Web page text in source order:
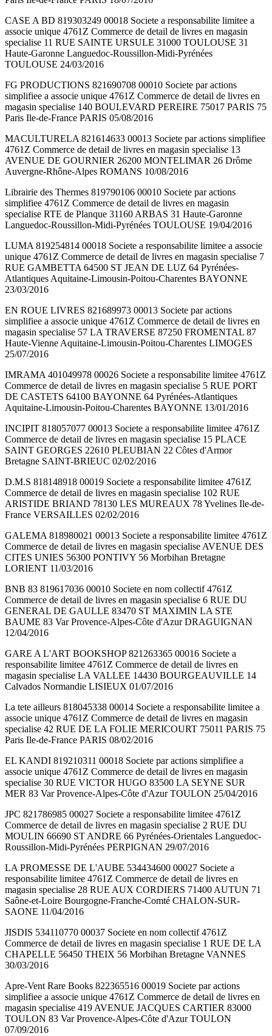
CASE A BD 819303249 00018 Societe a responsabilite limitee a
associe unique 4761Z Commerce de detail de livres en magasin
specialise 11 RUE SAINTE URSULE 31000 TOULOUSE 31
Haute-Garonne Languedoc-Roussillon-Midi-Pyrénées
TOULOUSE 24/03/2016
FG PRODUCTIONS 821690708 00010 Societe par actions
simplifiee a associe unique 4761Z Commerce de detail de livres en
magasin specialise 140 BOULEVARD PEREIRE 75017 PARIS 75
Paris Ile-de-France PARIS 05/08/2016
MACULTURELA 821614633 00013 Societe par actions simplifiee
4761Z Commerce de detail de livres en magasin specialise 13
AVENUE DE GOURNIER 26200 MONTELIMAR 26 Drôme
Auvergne-Rhône-Alpes ROMANS 10/08/2016
Librairie des Thermes 819790106 00010 Societe par actions
simplifiee 4761Z Commerce de detail de livres en magasin
specialise RTE de Planque 31160 ARBAS 31 Haute-Garonne
Languedoc-Roussillon-Midi-Pyrénées TOULOUSE 19/04/2016
LUMA 819254814 00018 Societe a responsabilite limitee a associe
unique 4761Z Commerce de detail de livres en magasin specialise 7
RUE GAMBETTA 64500 ST JEAN DE LUZ 64 Pyrénées-
Atlantiques Aquitaine-Limousin-Poitou-Charentes BAYONNE
23/03/2016
EN ROUE LIVRES 821689973 00013 Societe par actions
simplifiee a associe unique 4761Z Commerce de detail de livres en
magasin specialise 57 LA TRAVERSE 87250 FROMENTAL 87
Haute-Vienne Aquitaine-Limousin-Poitou-Charentes LIMOGES
25/07/2016
IMRAMA 401049978 00026 Societe a responsabilite limitee 4761Z
Commerce de detail de livres en magasin specialise 5 RUE PORT
DE CASTETS 64100 BAYONNE 64 Pyrénées-Atlantiques
Aquitaine-Limousin-Poitou-Charentes BAYONNE 13/01/2016
INCIPIT 818057077 00013 Societe a responsabilite limitee 4761Z
Commerce de detail de livres en magasin specialise 15 PLACE
SAINT GEORGES 22610 PLEUBIAN 22 Côtes d'Armor
Bretagne SAINT-BRIEUC 02/02/2016
D.M.S 818148918 00019 Societe a responsabilite limitee 4761Z
Commerce de detail de livres en magasin specialise 102 RUE
ARISTIDE BRIAND 78130 LES MUREAUX 78 Yvelines Ile-de-
France VERSAILLES 02/02/2016
GALEMA 818980021 00013 Societe a responsabilite limitee 4761Z
Commerce de detail de livres en magasin specialise AVENUE DES
CITES UNIES 56300 PONTIVY 56 Morbihan Bretagne
LORIENT 11/03/2016
BNB 83 819617036 00010 Societe en nom collectif 4761Z
Commerce de detail de livres en magasin specialise 6 RUE DU
GENERAL DE GAULLE 83470 ST MAXIMIN LA STE
BAUME 83 Var Provence-Alpes-Côte d'Azur DRAGUIGNAN
12/04/2016
GARE A L'ART BOOKSHOP 821263365 00016 Societe a
responsabilite limitee 4761Z Commerce de detail de livres en
magasin specialise LA VALLEE 14430 BOURGEAUVILLE 14
Calvados Normandie LISIEUX 01/07/2016
La tete ailleurs 818045338 00014 Societe a responsabilite limitee a
associe unique 4761Z Commerce de detail de livres en magasin
specialise 42 RUE DE LA FOLIE MERICOURT 75011 PARIS 75
Paris Ile-de-France PARIS 08/02/2016
EL KANDI 819210311 00018 Societe par actions simplifiee a
associe unique 4761Z Commerce de detail de livres en magasin
specialise 30 RUE VICTOR HUGO 83500 LA SEYNE SUR
MER 83 Var Provence-Alpes-Côte d'Azur TOULON 25/04/2016
JPC 821786985 00027 Societe a responsabilite limitee 4761Z
Commerce de detail de livres en magasin specialise 2 RUE DU
MOULIN 66690 ST ANDRE 66 Pyrénées-Orientales Languedoc-
Roussillon-Midi-Pyrénées PERPIGNAN 29/07/2016
LA PROMESSE DE L'AUBE 534434600 00027 Societe a
responsabilite limitee 4761Z Commerce de detail de livres en
magasin specialise 28 RUE AUX CORDIERS 71400 AUTUN 71
Saône-et-Loire Bourgogne-Franche-Comté CHALON-SUR-
SAONE 11/04/2016
JISDIS 534110770 00037 Societe en nom collectif 4761Z
Commerce de detail de livres en magasin specialise 1 RUE DE LA
CHAPELLE 56450 THEIX 56 Morbihan Bretagne VANNES
30/03/2016
Apre-Vent Rare Books 822365516 00019 Societe par actions
simplifiee a associe unique 4761Z Commerce de detail de livres en
magasin specialise 419 AVENUE JACQUES CARTIER 83000
TOULON 83 Var Provence-Alpes-Côte d'Azur TOULON
07/09/2016